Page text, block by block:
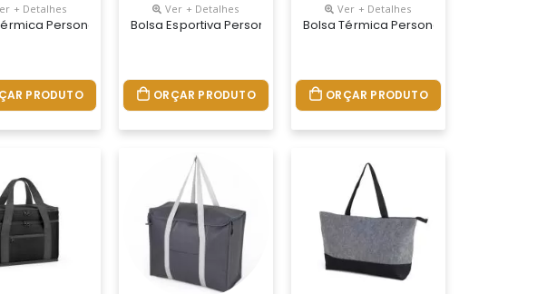
+ Detalhes
Personalizada
PRODUTO
Ver + Detalhes
Bolsa Esportiva Personalizada
ORÇAR PRODUTO
Ver + Detalhes
Bolsa Térmica Personalizada
ORÇAR PRODUTO